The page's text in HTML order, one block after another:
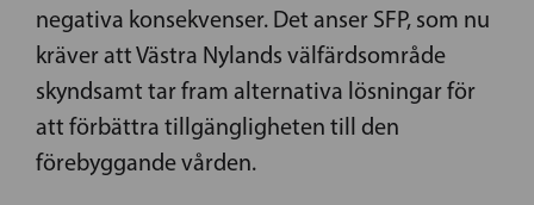
negativa konsekvenser. Det anser SFP, som nu
kräver att Västra Nylands välfärdsområde
skyndsamt tar fram alternativa lösningar för
att förbättra tillgängligheten till den
förebyggande vården.